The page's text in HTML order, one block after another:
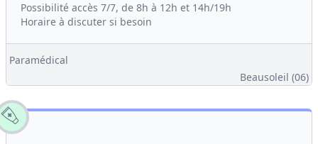
Possibilité accès 7/7, de 8h à 12h et 14h/19h
Horaire à discuter si besoin
Paramédical
Beausoleil (06)